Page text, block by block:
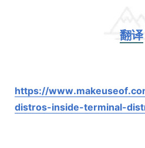
翻译
https://
distros-inside-terminal-